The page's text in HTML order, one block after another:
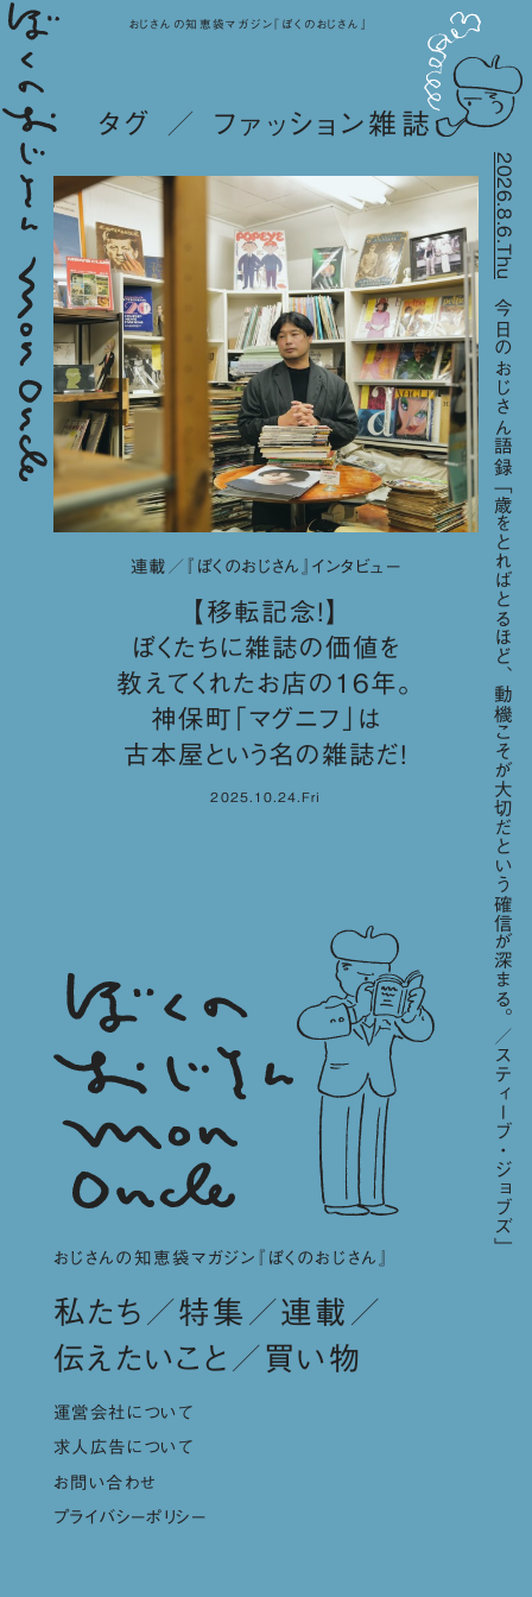
おじさんの知恵袋マガジン『ぼくのおじさん』
2026.8.6.Thu
今日のおじさん語録
「歳をとればとるほど、動機こそが大切だという確信が深まる。／スティーブ・ジョブズ」
タグ ／ ファッション雑誌
連載／『ぼくのおじさん』インタビュー
【移転記念！】
ぼくたちに雑誌の価値を
教えてくれたお店の16年。
神保町「マグニフ」は
古本屋という名の雑誌だ！
2025.10.24.Fri
おじさんの知恵袋マガジン『ぼくのおじさん』
私たち 特集
連載
伝えたいこと
買い物
運営会社について
求人広告について
お問い合わせ
プライバシーポリシー